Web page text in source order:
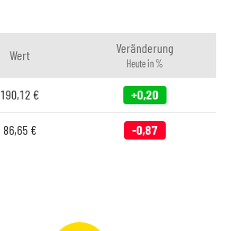
Wert Veränderung
Heute in %
190,12 € +0,20
86,65€ -0,87